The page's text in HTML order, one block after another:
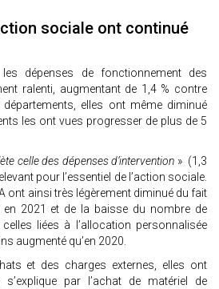
sociale ont continué
dépenses de fonctionnement des
ralenti, augmentant de 1,4 % contre
elles ont même diminué
les ont vues progresser de plus de 5
celle des dépenses d’intervention » (1,3
pour l’essentiel de l’action sociale.
ont ainsi très légèrement diminué du fait
en 2021 et de la baisse du nombre de
liées à l’allocation personnalisée
augmenté qu’en 2020.
et des charges externes, elles ont
par l’achat de matériel de